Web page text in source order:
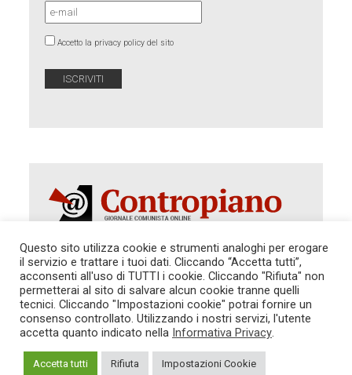
Accetto la privacy policy del sito
Autorizzazione del Tribunale di Roma 286 del 31
dicembre 2014. Direttore Responsabile: Sergio
Cararo. Indirizzo: V.Casalbruciato 27- sc. B - 00159
Roma -
Tel. 06.640.122.19 -redazione@contropiano.org
TG CONTROPIANO
LINK CONSIGLIATI
PRIVACY
COOKIE POLICY
Questo sito utilizza cookie e strumenti analoghi per erogare
il servizio e trattare i tuoi dati. Cliccando “Accetta tutti”,
acconsenti all'uso di TUTTI i cookie. Cliccando "Rifiuta" non
permetterai al sito di salvare alcun cookie tranne quelli
tecnici. Cliccando "Impostazioni cookie" potrai fornire un
consenso controllato. Utilizzando i nostri servizi, l'utente
accetta quanto indicato nella Informativa Privacy.
Accetta tutti Rifiuta Impostazioni Cookie